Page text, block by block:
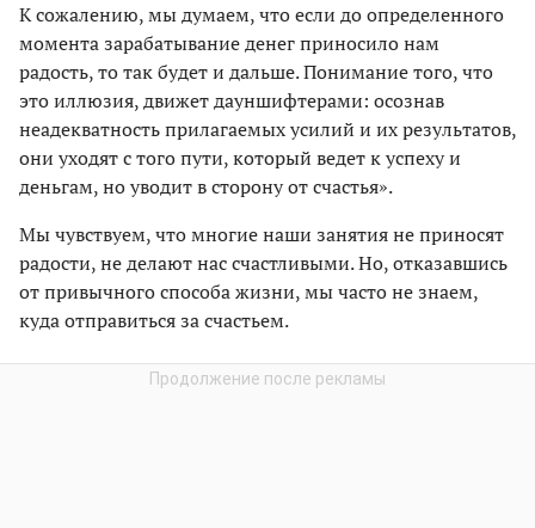
К сожалению, мы думаем, что если до определенного
момента зарабатывание денег приносило нам
радость, то так будет и дальше. Понимание того, что
это иллюзия, движет дауншифтерами: осознав
неадекватность прилагаемых усилий и их результатов,
они уходят с того пути, который ведет к успеху и
деньгам, но уводит в сторону от счастья».
Мы чувствуем, что многие наши занятия не приносят
радости, не делают нас счастливыми. Но, отказавшись
от привычного способа жизни, мы часто не знаем,
куда отправиться за счастьем.